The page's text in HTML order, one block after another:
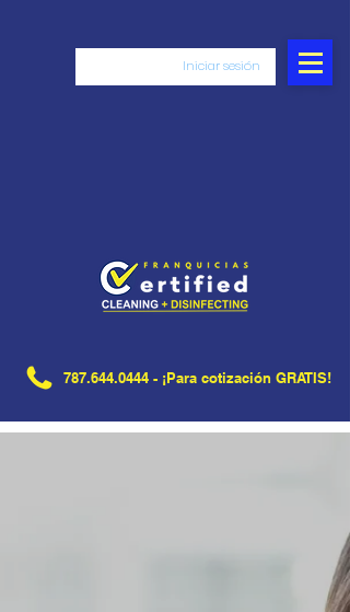
Iniciar sesión
787.644.0444- ¡Para cotización GRATIS!